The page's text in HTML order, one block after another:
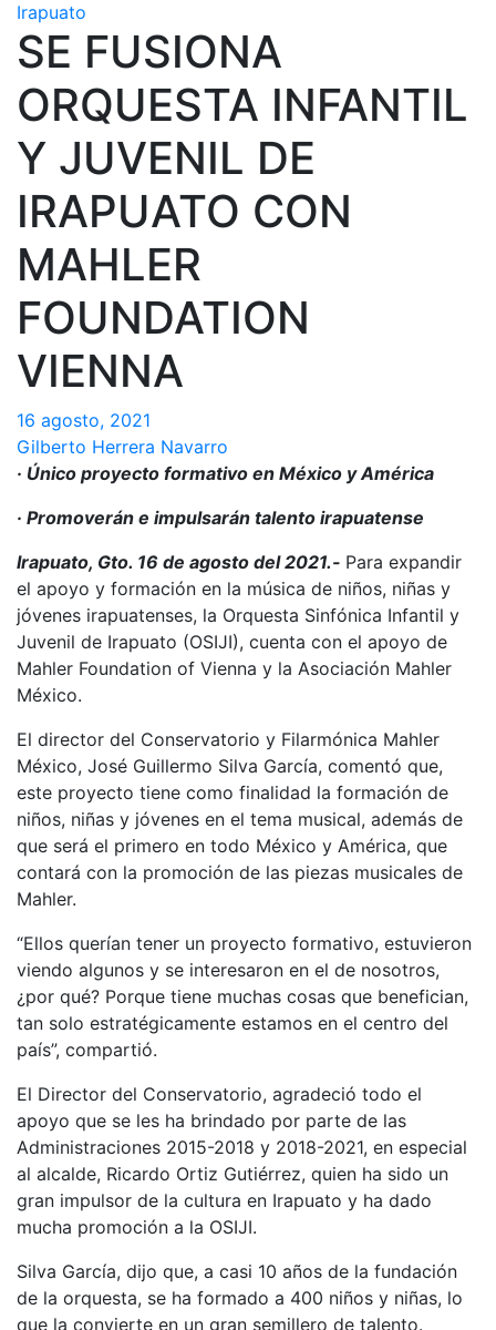
Irapuato
SE FUSIONA
ORQUESTA INFANTIL
Y JUVENIL DE
IRAPUATO CON
MAHLER
FOUNDATION
VIENNA
16 agosto, 2021
Gilberto Herrera Navarro
· Único proyecto formativo en México y América
· Promoverán e impulsarán talento irapuatense
Irapuato, Gto. 16 de agosto del 2021.- Para expandir
el apoyo y formación en la música de niños, niñas y
jóvenes irapuatenses, la Orquesta Sinfónica Infantil y
Juvenil de Irapuato (OSIJI), cuenta con el apoyo de
Mahler Foundation of Vienna y la Asociación Mahler
México.
El director del Conservatorio y Filarmónica Mahler
México, José Guillermo Silva García, comentó que,
este proyecto tiene como finalidad la formación de
niños, niñas y jóvenes en el tema musical, además de
que será el primero en todo México y América, que
contará con la promoción de las piezas musicales de
Mahler.
“Ellos querían tener un proyecto formativo, estuvieron
viendo algunos y se interesaron en el de nosotros,
¿por qué? Porque tiene muchas cosas que benefician,
tan solo estratégicamente estamos en el centro del
país”, compartió.
El Director del Conservatorio, agradeció todo el
apoyo que se les ha brindado por parte de las
Administraciones 2015-2018 y 2018-2021, en especial
al alcalde, Ricardo Ortiz Gutiérrez, quien ha sido un
gran impulsor de la cultura en Irapuato y ha dado
mucha promoción a la OSIJI.
Silva García, dijo que, a casi 10 años de la fundación
de la orquesta, se ha formado a 400 niños y niñas, lo
que la convierte en un gran semillero de talento.